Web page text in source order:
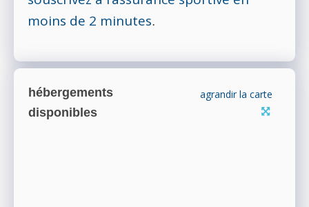
moins de 2 minutes.
hébergements
disponibles
agrandir la carte